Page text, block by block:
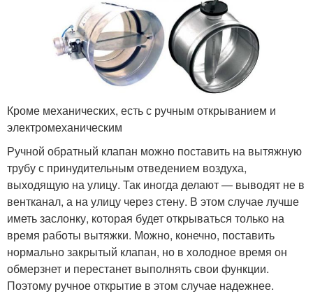
Кроме механических, есть с ручным открыванием и
электромеханическим
Ручной обратный клапан можно поставить на вытяжную
трубу с принудительным отведением воздуха,
выходящую на улицу. Так иногда делают — выводят не в
вентканал, а на улицу через стену. В этом случае лучше
иметь заслонку, которая будет открываться только на
время работы вытяжки. Можно, конечно, поставить
нормально закрытый клапан, но в холодное время он
обмерзнет и перестанет выполнять свои функции.
Поэтому ручное открытие в этом случае надежнее.